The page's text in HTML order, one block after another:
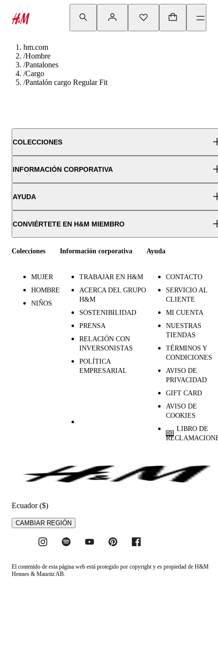
hm.com
/Hombre
/Pantalones
/Cargo
/Pantalón cargo Regular Fit
COLECCIONES
INFORMACIÓN CORPORATIVA
AYUDA
CONVIÉRTETE EN H&M MIEMBRO
Colecciones
MUJER
HOMBRE
NIÑOS
Información corporativa
TRABAJAR EN H&M
ACERCA DEL GRUPO
H&M
SOSTENIBILIDAD
PRENSA
RELACIÓN CON
INVERSONISTAS
POLÍTICA
EMPRESARIAL
Ayuda
CONTACTO
SERVICIO AL
CLIENTE
MI CUENTA
NUESTRAS
TIENDAS
TÉRMINOS Y
CONDICIONES
AVISO DE
PRIVACIDAD
GIFT CARD
AVISO DE
COOKIES
LIBRO DE
Ecuador ($)
CAMBIAR REGIÓN
El contenido de esta página web está protegido por copyright y es propiedad de H&M
Hennes & Mauritz AB.